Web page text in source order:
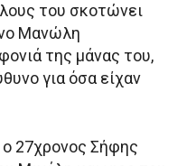
του σκοτώνει
Μανώλη
της μάνας του,
για όσα είχαν
27χρονος Σήφης